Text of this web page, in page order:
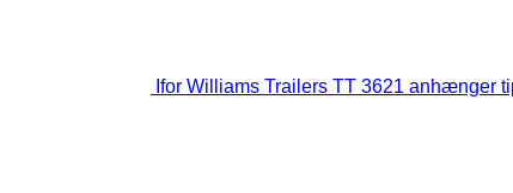
Ifor Williams Trailers TT 3621 anhænger